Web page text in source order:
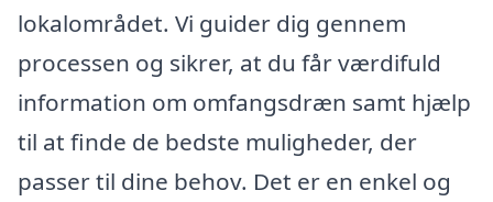
lokalområdet. Vi guider dig gennem
processen og sikrer, at du får værdifuld
information om omfangsdræn samt hjælp
til at finde de bedste muligheder, der
passer til dine behov. Det er en enkel og